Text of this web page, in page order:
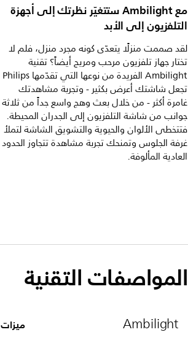
مع Ambilight ستتغيّر نظرتك إلى أجهزة
التلفزيون إلى الأبد
لقد صممت منزلًا يتعدّى كونه مجرد منزل، فلم لا
تختار جهاز تلفزيون مرحب ومريح أيضاً؟ تقنية
Ambilight الفريدة من نوعها التي تقدّمها Philips
تجعل شاشتك أعرض بكثير - وتجربة مشاهدتك
غامرة أكثر - من خلال بعث وهج واسع جداً من ثلاثة
جوانب من شاشة التلفزيون إلى الجدران المحيطة.
فتتخطى الألوان والحيوية والتشويق الشاشة لتملأ
غرفة الجلوس وتمنحك تجربة مشاهدة تتجاوز الحدود
العادية المألوفة.
المواصفات التقنية
Ambilight ميزات Ambilight